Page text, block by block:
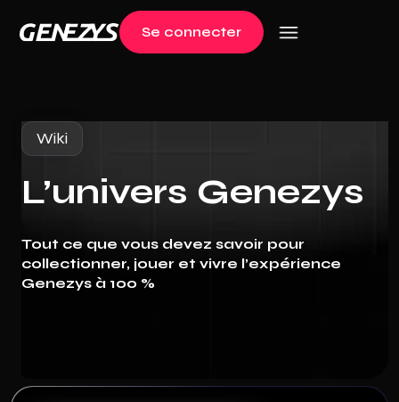
Se connecter
Log in
Wiki
L’univers Genezys
Tout ce que vous devez savoir pour
collectionner, jouer et vivre l’expérience
Genezys à 100 %